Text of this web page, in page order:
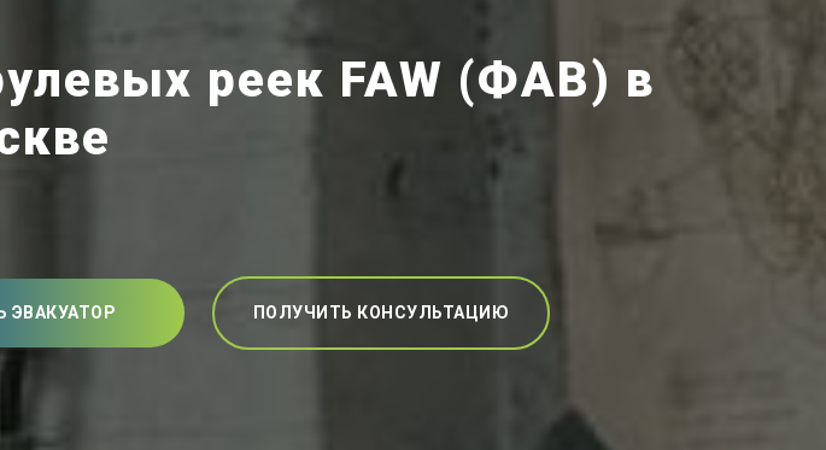
реек FAW (ФАВ) в
ЭВАКУАТОР ПОЛУЧИТЬ КОНСУЛЬТАЦИЮ